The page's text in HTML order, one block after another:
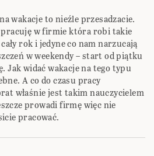
wakacje to nieźle przesadzacie.
pracuję w firmie która robi takie
rok i jedyne co nam narzucają
w weekendy – start od piątku
Jak widać wakacje na tego typu
A co do czasu pracy
właśnie jest takim nauczycielem
prowadi firmę więc nie
pracować.